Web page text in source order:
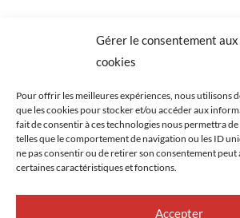
Gérer le consentement aux
cookies
Pour offrir les meilleures expériences, nous utilisons
que les cookies pour stocker et/ou accéder aux
fait de consentir à ces technologies nous permettra
telles que le comportement de navigation ou les ID
ne pas consentir ou de retirer son consentement
certaines caractéristiques et fonctions.
Accepter
3ème match
US Arbois VS Ovale